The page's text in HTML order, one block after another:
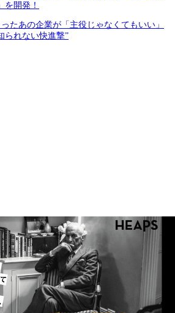
を開発！
たあの企業が「主役じゃなくてもいい」
られない快進撃”